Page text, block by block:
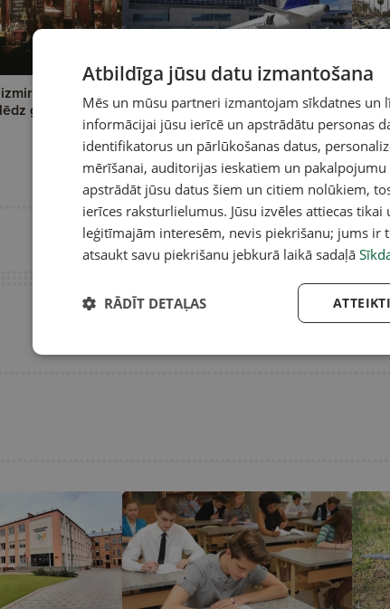
gandrīz divus
Aviācijas nozari satricina degvielas
krīze, taču EK atgādina: "Degvielas
cena nav ārkārtas apstāklis"
Vai
Atbildīga jūsu datu izmantošana
Mēs un mūsu partneri izmantojam sīkdatnes un
informācijai jūsu ierīcē un apstrādātu personas
identifikatorus un pārlūkošanas datus,
mērīšanai, auditorijas ieskatiem un pakalpojumu
apstrādāt jūsu datus šiem un citiem nolūkiem,
ierīces raksturlielumus. Jūsu izvēles attiecas
leģitīmajām interesēm, nevis piekrišanu; jums ir
atsaukt savu piekrišanu jebkurā laikā sadaļā
RĀDĪT DETAĻAS